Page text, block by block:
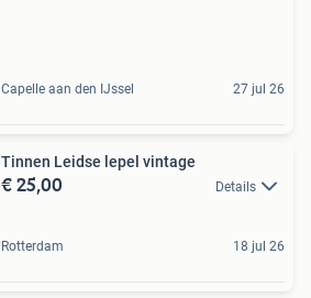
Capelle aan den IJssel 27 jul 26
Tinnen Leidse lepel vintage
€ 25,00 Details
Rotterdam 18 jul 26